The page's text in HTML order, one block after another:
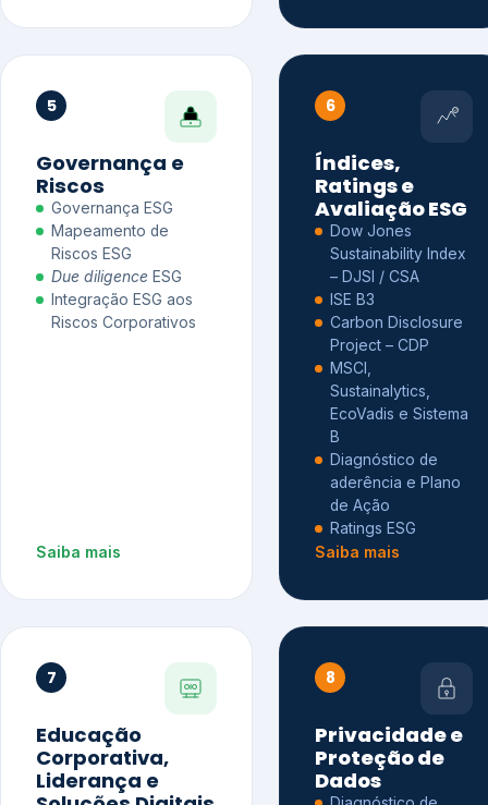
5
Governança e
Riscos
Governança ESG
Mapeamento de
Riscos ESG
Due diligence ESG
Integração ESG aos
Riscos Corporativos
Saiba mais
6
Índices,
Ratings e
Avaliação ESG
Dow Jones
Sustainability Index
– DJSI / CSA
ISE B3
Carbon Disclosure
Project – CDP
MSCI,
Sustainalytics,
EcoVadis e Sistema
B
Diagnóstico de
aderência e Plano
de Ação
Ratings ESG
Saiba mais
7
Educação
Corporativa,
Liderança e
8
Privacidade e
Proteção de
Dados